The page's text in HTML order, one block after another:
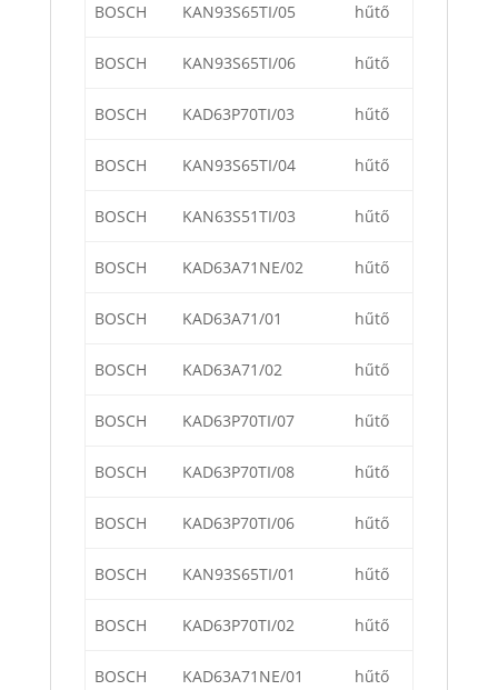
BOSCH KAN93S65TI/05 hűtő
BOSCH KAN93S65TI/06 hűtő
BOSCH KAD63P70TI/03 hűtő
BOSCH KAN93S65TI/04 hűtő
BOSCH KAN63S51TI/03 hűtő
BOSCH KAD63A71NE/02 hűtő
BOSCH KAD63A71/01 hűtő
BOSCH KAD63A71/02 hűtő
BOSCH KAD63P70TI/07 hűtő
BOSCH KAD63P70TI/08 hűtő
BOSCH KAD63P70TI/06 hűtő
BOSCH KAN93S65TI/01 hűtő
BOSCH KAD63P70TI/02 hűtő
BOSCH KAD63A71NE/01 hűtő